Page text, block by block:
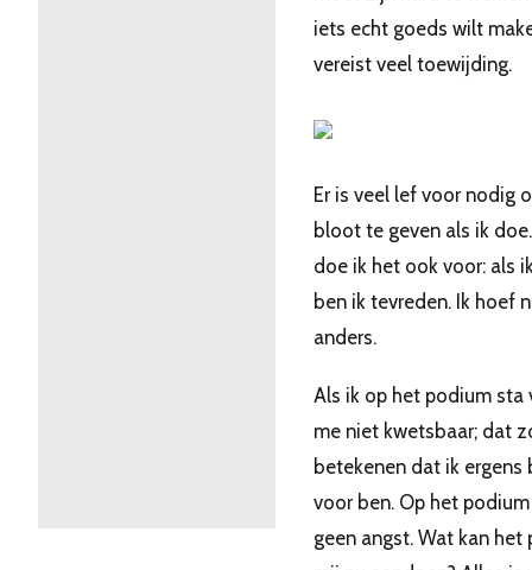
iets echt goeds wilt
vereist veel toewijding.
Er is veel lef voor nodig
bloot te geven als ik
doe ik het ook voor: als
ben ik tevreden. Ik hoef
anders.
Als ik op het podium sta
me niet kwetsbaar; dat
betekenen dat ik ergens
voor ben. Op het
geen angst. Wat kan het